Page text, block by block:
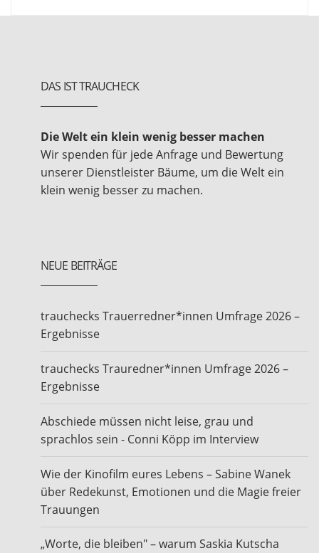
DAS IST TRAUCHECK
Die Welt ein klein wenig besser machen
Wir spenden für jede Anfrage und Bewertung
unserer Dienstleister Bäume, um die Welt ein
klein wenig besser zu machen.
NEUE BEITRÄGE
trauchecks Trauerredner*innen Umfrage 2026 –
Ergebnisse
trauchecks Trauredner*innen Umfrage 2026 –
Ergebnisse
Abschiede müssen nicht leise, grau und
sprachlos sein - Conni Köpp im Interview
Wie der Kinofilm eures Lebens – Sabine Wanek
über Redekunst, Emotionen und die Magie freier
Trauungen
„Worte, die bleiben" – warum Saskia Kutscha